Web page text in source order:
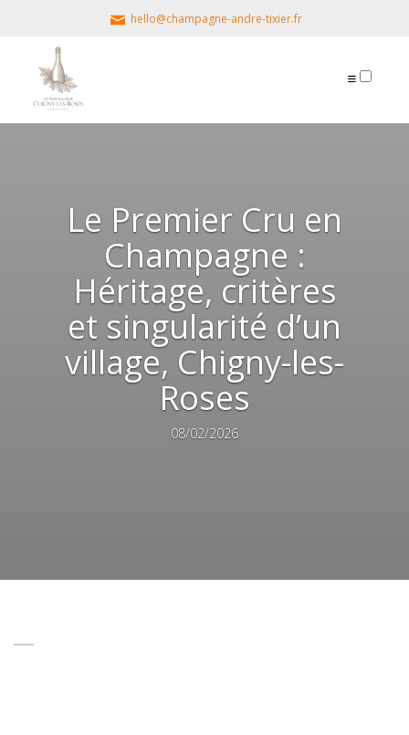
hello@champagne-andre-tixier.fr
Le Premier Cru en
Champagne :
Héritage, critères
et singularité d’un
village, Chigny-les-
Roses
08/02/2026